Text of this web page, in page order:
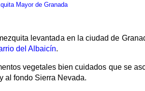
Mayor de Granada
levantada en la ciudad de
del Albaicín.
vegetales bien cuidados que se
y al fondo Sierra Nevada.